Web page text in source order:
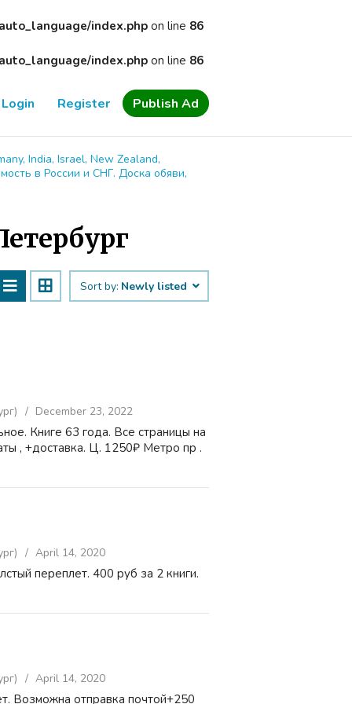
index.php on line 86
index.php on line 86
Login Register Publish Ad
India, Israel, New Zealand,
в России и СНГ. Доска обяви,
Sort by: Newly listed
December 23, 2022
Книге 63 года. Все страницы на
, +доставка. Ц. 1250₽ Метро пр .
April 14, 2020
переплет. 400 руб за 2 книги.
April 14, 2020
Возможна отправка почтой+250